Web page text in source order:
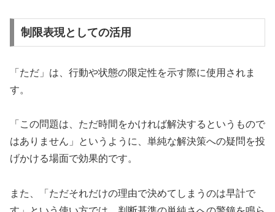
制限表現としての活用
「ただ」は、行動や状態の限定性を示す際に使用されま
す。
「この問題は、ただ時間をかければ解決するというもので
はありません」というように、単純な解決策への疑問を投
げかける場面で効果的です。
また、「ただそれだけの理由で決めてしまうのは早計で